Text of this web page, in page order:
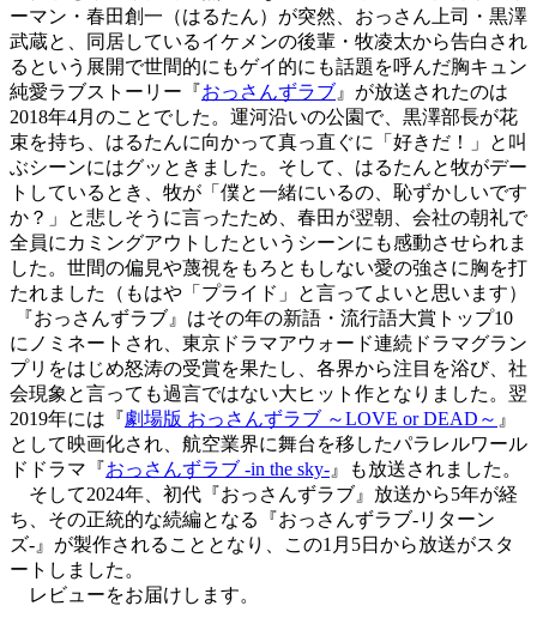
ーマン・春田創一（はるたん）が突然、おっさん上司・黒澤
武蔵と、同居しているイケメンの後輩・牧凌太から告白され
るという展開で世間的にもゲイ的にも話題を呼んだ胸キュン
純愛ラブストーリー『おっさんずラブ 』が放送されたのは
2018年4月のことでした。運河沿いの公園で、黒澤部長が花
束を持ち、はるたんに向かって真っ直ぐに「好きだ！」と叫
ぶシーンにはグッときました。そして、はるたんと牧がデー
トしているとき、牧が「僕と一緒にいるの、恥ずかしいです
か？」と悲しそうに言ったため、春田が翌朝、会社の朝礼で
全員にカミングアウトしたというシーンにも感動させられま
した。世間の偏見や蔑視をもろともしない愛の強さに胸を打
たれました（もはや「プライド」と言ってよいと思います）
『おっさんずラブ』はその年の新語・流行語大賞トップ10
にノミネートされ、東京ドラマアウォード連続ドラマグラン
プリをはじめ怒涛の受賞を果たし、各界から注目を浴び、社
会現象と言っても過言ではない大ヒット作となりました。翌
2019年には『劇場版 おっさんずラブ ～LOVE or DEAD～ 』
として映画化され、航空業界に舞台を移したパラレルワール
ドドラマ『おっさんずラブ -in the sky- 』も放送されました。
そして2024年、初代『おっさんずラブ』放送から5年が経
ち、その正統的な続編となる『おっさんずラブ-リターン
ズ-』が製作されることとなり、この1月5日から放送がスタ
ートしました。
レビューをお届けします。